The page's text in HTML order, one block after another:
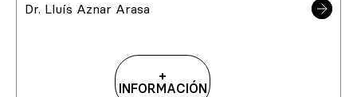
Dr. Lluís Aznar Arasa
+
INFORMACIÓN